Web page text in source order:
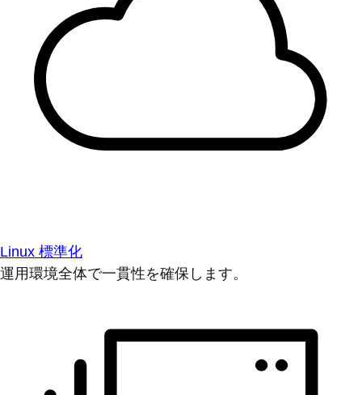
Linux 標準化
運用環境全体で一貫性を確保します。